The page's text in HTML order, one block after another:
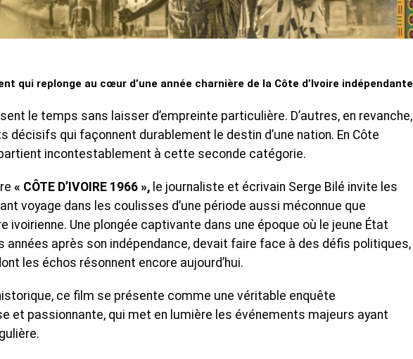
qui replonge au cœur d’une année charnière de la Côte d’Ivoire indépendante
le temps sans laisser d’empreinte particulière. D’autres, en revanche,
décisifs qui façonnent durablement le destin d’une nation. En Côte
incontestablement à cette seconde catégorie.
« CÔTE D’IVOIRE 1966 », le journaliste et écrivain Serge Bilé invite les
voyage dans les coulisses d’une période aussi méconnue que
ivoirienne. Une plongée captivante dans une époque où le jeune État
années après son indépendance, devait faire face à des défis politiques,
les échos résonnent encore aujourd’hui.
ce film se présente comme une véritable enquête
et passionnante, qui met en lumière les événements majeurs ayant